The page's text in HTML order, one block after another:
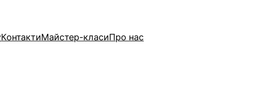
КонтактиМайстер-класиПро нас